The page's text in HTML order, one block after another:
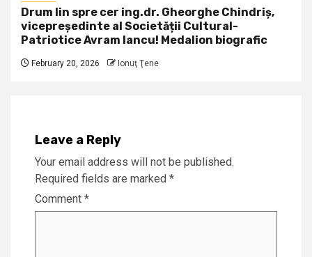
Drum lin spre cer ing.dr. Gheorghe Chindriș,
vicepreședinte al Societății Cultural-
Patriotice Avram Iancu! Medalion biografic
February 20, 2026 Ionuţ Ţene
Leave a Reply
Your email address will not be published.
Required fields are marked *
Comment *